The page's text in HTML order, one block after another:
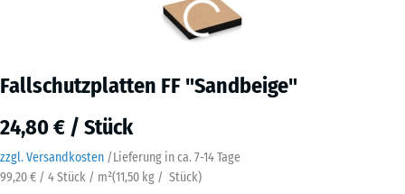
Fallschutzplatten FF "Sandbeige"
24,80 € / Stück
zzgl. Versandkosten /Lieferung in ca. 7-14 Tage
99,20 € / 4 Stück / m²(11,50 kg / Stück)